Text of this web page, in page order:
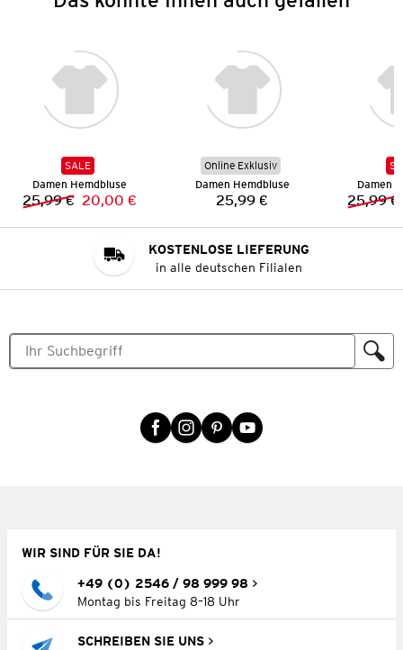
SALE
Damen Hemdbluse
Vorheriger Preis:
25,99 € Neuer Preis:
20,00 €
Online Exklusiv
Damen Hemdbluse
Preis:
25,99 €
Damen
25,99 €
KOSTENLOSE LIEFERUNG
in alle deutschen Filialen
WIR SIND FÜR SIE DA!
+49 (0) 2546 / 98 999 98
Montag bis Freitag 8–18 Uhr
SCHREIBEN SIE UNS